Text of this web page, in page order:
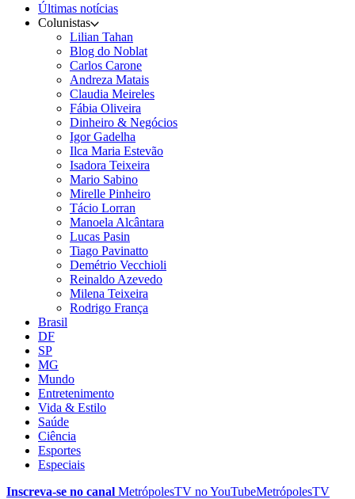
Últimas notícias
Colunistas
Lilian Tahan
Blog do Noblat
Carlos Carone
Andreza Matais
Claudia Meireles
Fábia Oliveira
Dinheiro & Negócios
Igor Gadelha
Ilca Maria Estevão
Isadora Teixeira
Mario Sabino
Mirelle Pinheiro
Tácio Lorran
Manoela Alcântara
Lucas Pasin
Tiago Pavinatto
Demétrio Vecchioli
Reinaldo Azevedo
Milena Teixeira
Rodrigo França
Brasil
DF
SP
MG
Mundo
Entretenimento
Vida & Estilo
Saúde
Ciência
Esportes
Especiais
Inscreva-se no canal MetrópolesTV noYouTubeMetrópolesTV